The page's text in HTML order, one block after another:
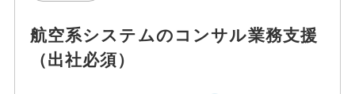
お役立ちコンテンツ
航空系システムのコンサル業務支援
（出社必須）